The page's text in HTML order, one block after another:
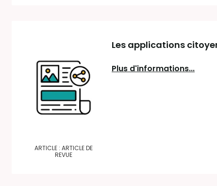
ARTICLE : ARTICLE DE
REVUE
Les applications
Plus d'informations...